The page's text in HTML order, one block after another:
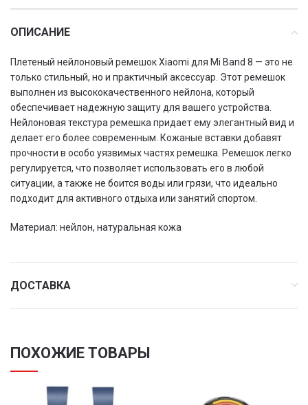
ОПИСАНИЕ
Плетеный нейлоновый ремешок Xiaomi для Mi Band 8 — это не
только стильный, но и практичный аксессуар. Этот ремешок
выполнен из высококачественного нейлона, который
обеспечивает надежную защиту для вашего устройства.
Нейлоновая текстура ремешка придает ему элегантный вид и
делает его более современным. Кожаные вставки добавят
прочности в особо уязвимых частях ремешка. Ремешок легко
регулируется, что позволяет использовать его в любой
ситуации, а также не боится воды или грязи, что идеально
подходит для активного отдыха или занятий спортом.
Материал: нейлон, натуральная кожа
ДОСТАВКА
ПОХОЖИЕ ТОВАРЫ